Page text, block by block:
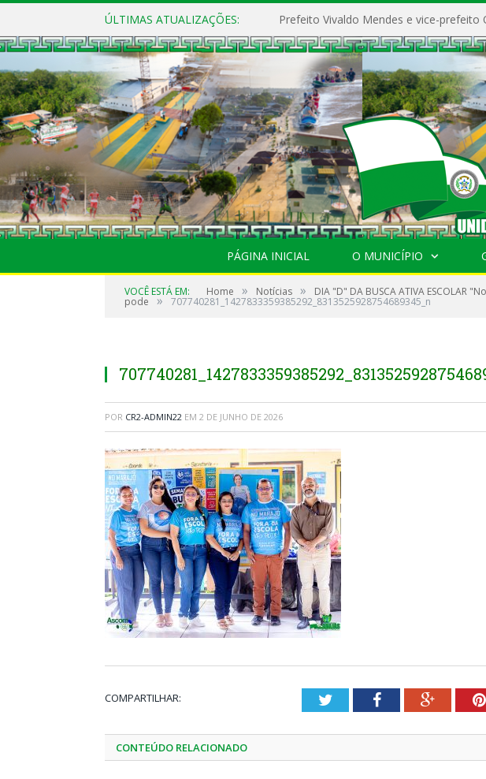
ÚLTIMAS ATUALIZAÇÕES:
PÁGINA INICIAL O MUNICÍPIO
VOCÊ ESTÁ EM: Home » Notícias » DIA "D" DA BUSCA ATIVA ESCOLAR
pode » 707740281_1427833359385292_8313525928754689345_n
POR CR2-ADMIN22 EM 2 DE JUNHO DE 2026
COMPARTILHAR: TwitterFacebookGoogle+
CONTEÚDO RELACIONADO